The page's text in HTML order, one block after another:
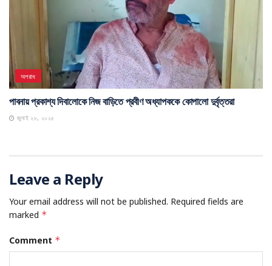
অপরাধ
পাবনায় প্রকাশ্য দিবালোকে নিজ বাড়িতে প্রবীণ অধ্যাপককে কোপালো দুর্বৃত্তরা
জুলাই ২৮, ২০২৫
Leave a Reply
Your email address will not be published. Required fields are
marked *
Comment *